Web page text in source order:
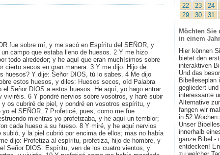
fue sobre mí, y me sacó en Espíritu del SEÑOR, y
campo que estaba lleno de huesos. 2 Y me hizo
todo alrededor; y he aquí que eran muchísimos sobre
cierto secos en gran manera. 3 Y me dijo: Hijo de
huesos? Y dije: Señor DIOS, tú lo sabes. 4 Me dijo
estos huesos, y diles: Huesos secos, oíd Palabra
el Señor DIOS a estos huesos: He aquí, yo hago entrar
viviréis. 6 Y pondré nervios sobre vosotros, y haré subir
os cubriré de piel, y pondré en vosotros espíritu, y
el SEÑOR. 7 Profeticé, pues, como me fue
mientras yo profetizaba, y he aquí un temblor;
cada hueso a su hueso. 8 Y miré, y he aquí nervios
subió, y la piel cubrió por encima de ellos; mas no había
dijo: Profetiza al espíritu, profetiza, hijo de hombre, y
Señor DIOS: Espíritu, ven de los cuatro vientos, y
22
23 24
29
30 31
Möchten Sie
in einem
Hier können
bietet den
interaktiven
Und das
Bibelleseplan
gegliedert
interessante
Alternative
fangen wir
in 52 Wochen
Unser
innerhalb
ganze Bibel -
entdecken!